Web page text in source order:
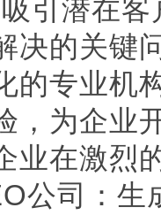
引潜在
决的关键
的专业机
，为企业
业在激烈
公司：生